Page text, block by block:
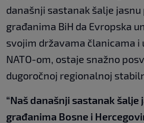
današnji sastanak šalje jasnu
građanima BiH da Evropska
svojim državama članicama
NATO-om, ostaje snažno
dugoročnoj regionalnoj
“Naš današnji sastanak šalje
građanima Bosne i